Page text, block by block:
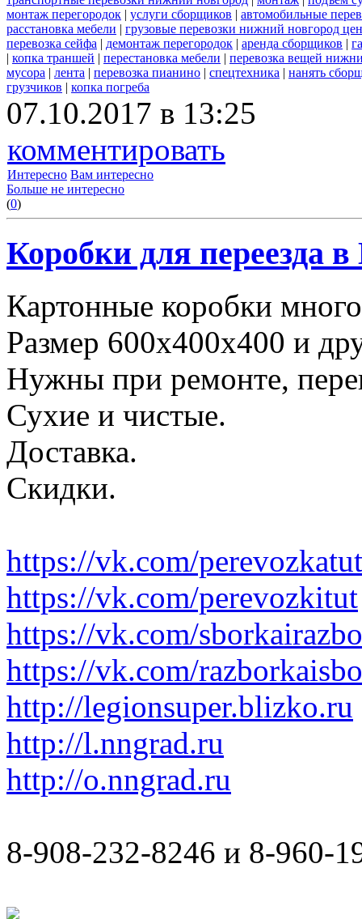
монтаж перегородок | услуги сборщиков | автомобильные
расстановка мебели | грузовые перевозки нижний новгород
перевозка сейфа | демонтаж перегородок | аренда сборщиков |
| копка траншей | перестановка мебели | перевозка вещей
мусора | лента | перевозка пианино | спецтехника | нанять
грузчиков | копка погреба
07.10.2017 в 13:25
комментировать
Интересно Вам интересно
Больше не интересно
(0)
Коробки для переезда
Картонные коробки
Размер 600х400х400 и
Нужны при ремонте,
Сухие и чистые.
Доставка.
Скидки.
https://vk.com/perevozkatut
https://vk.com/perevozkitut
https://vk.com/
https://vk.com/
http://legionsuper.blizko.ru
http://l.nngrad.ru
http://o.nngrad.ru
8-908-232-8246 и 8-960-